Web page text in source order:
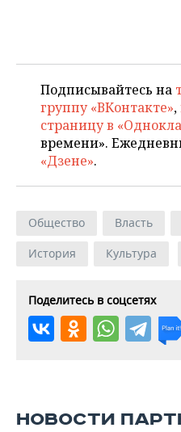
Подписывайтесь на
группу «ВКонтакте»,
страницу в
времени».
«Дзене».
Общество Власть
История
Культура
Поделитесь в соцсетях
НОВОСТИ